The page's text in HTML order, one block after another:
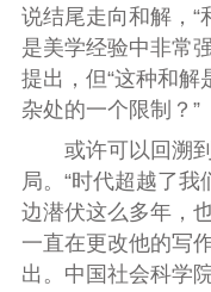
说结尾走向和解，
是美学经验中非常
提出，但“这种和解
杂处的一个限制？”
或许可以回溯到
局。“时代超越了
边潜伏这么多年，
一直在更改他的写
出。中国社会科学